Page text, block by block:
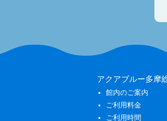
アクアブルー多摩
館内のご案内
ご利用料金
ご利用時間